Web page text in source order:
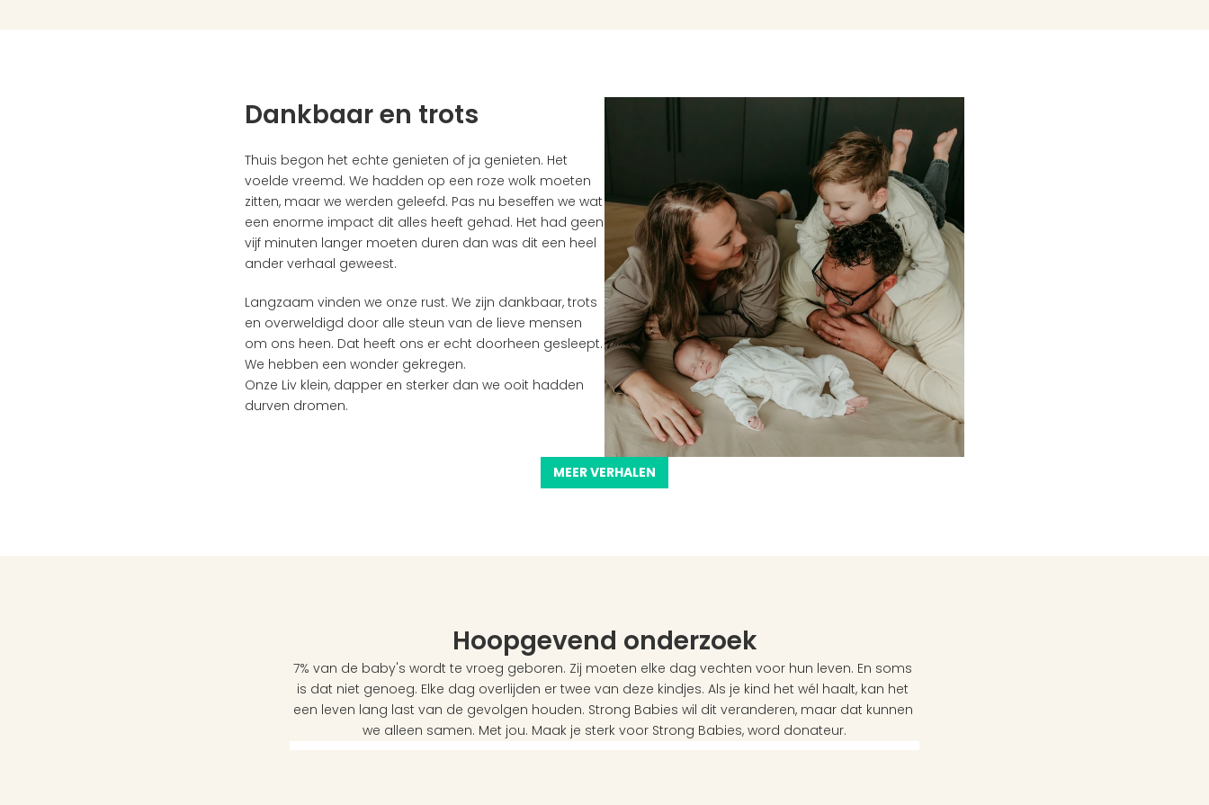
Dankbaar en trots
Thuis begon het echte genieten of ja genieten. Het
voelde vreemd. We hadden op een roze wolk moeten
zitten, maar we werden geleefd. Pas nu beseffen we wat
een enorme impact dit alles heeft gehad. Het had geen
vijf minuten langer moeten duren dan was dit een heel
ander verhaal geweest.
Langzaam vinden we onze rust. We zijn dankbaar, trots
en overweldigd door alle steun van de lieve mensen
om ons heen. Dat heeft ons er echt doorheen gesleept.
We hebben een wonder gekregen.
Onze Liv klein, dapper en sterker dan we ooit hadden
durven dromen.
MEER VERHALEN
Hoopgevend onderzoek
7% van de baby's wordt te vroeg geboren. Zij moeten elke dag vechten voor hun leven. En soms
is dat niet genoeg. Elke dag overlijden er twee van deze kindjes. Als je kind het wél haalt, kan het
een leven lang last van de gevolgen houden. Strong Babies wil dit veranderen, maar dat kunnen
we alleen samen. Met jou. Maak je sterk voor Strong Babies, word donateur.